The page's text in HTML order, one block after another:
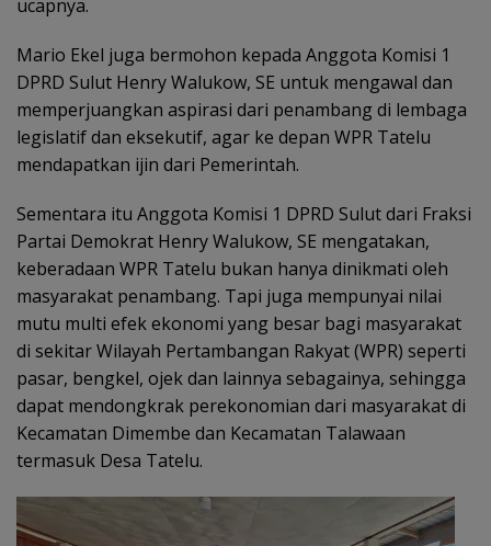
ucapnya.
Mario Ekel juga bermohon kepada Anggota Komisi 1
DPRD Sulut Henry Walukow, SE untuk mengawal dan
memperjuangkan aspirasi dari penambang di lembaga
legislatif dan eksekutif, agar ke depan WPR Tatelu
mendapatkan ijin dari Pemerintah.
Sementara itu Anggota Komisi 1 DPRD Sulut dari Fraksi
Partai Demokrat Henry Walukow, SE mengatakan,
keberadaan WPR Tatelu bukan hanya dinikmati oleh
masyarakat penambang. Tapi juga mempunyai nilai
mutu multi efek ekonomi yang besar bagi masyarakat
di sekitar Wilayah Pertambangan Rakyat (WPR) seperti
pasar, bengkel, ojek dan lainnya sebagainya, sehingga
dapat mendongkrak perekonomian dari masyarakat di
Kecamatan Dimembe dan Kecamatan Talawaan
termasuk Desa Tatelu.